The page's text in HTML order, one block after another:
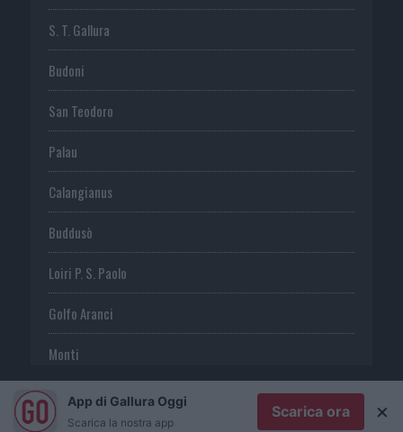
S. T. Gallura
Budoni
San Teodoro
Palau
Calangianus
Buddusò
Loiri P. S. Paolo
Golfo Aranci
Monti
TeltiApp di Gallura Oggi
Scarica la nostra app
Scarica ora ×